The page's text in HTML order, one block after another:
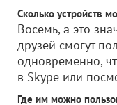
Сколько устройств
Восемь, а это
друзей смогут
одновременно,
в Skype или
Где им можно